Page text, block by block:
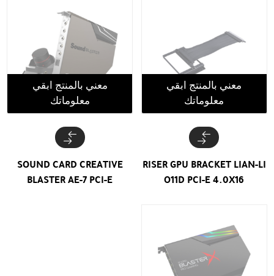
معني بالمنتج ابقي
معلوماتك
RISER GPU BRACKET LIAN-LI
O11D PCI-E 4.0X16
معني بالمنتج ابقي
معلوماتك
SOUND CARD CREATIVE
BLASTER AE-7 PCI-E